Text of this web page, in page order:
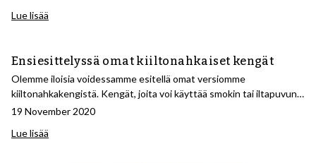
Lue lisää
Ensiesittelyssä omat kiiltonahkaiset kengät
Olemme iloisia voidessamme esitellä omat versiomme
kiiltonahkakengistä. Kengät, joita voi käyttää smokin tai iltapuvun
kanssa erityistilaisuuksissa.
19 November 2020
Lue lisää